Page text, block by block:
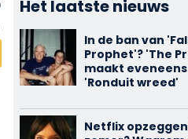
Het laatste nieuws
In de ban van
Prophet'? 'The
maakt
'Ronduit wreed'
Netflix